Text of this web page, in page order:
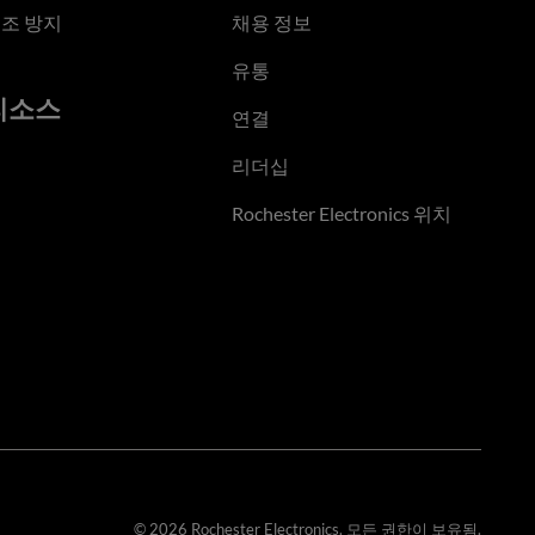
방지
소스
채용 정보
유통
연결
리더십
Rochester Electronics 위치
© 2026 Rochester Electronics. 모든 권한이 보유됨.